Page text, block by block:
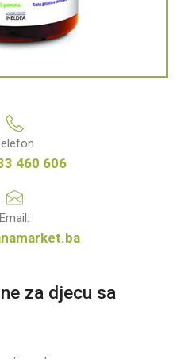
460 606
Email:
za djecu sa